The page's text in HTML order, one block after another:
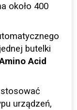
około 400
butelki
Acid
stosować
urządzeń,